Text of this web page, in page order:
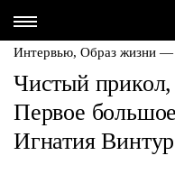
Интервью, Образ жизни —
Чистый
Первое
Игнатия